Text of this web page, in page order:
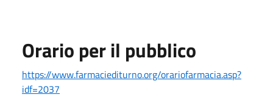
Orario per il pubblico
https://www.farmaciediturno.org/orariofarmacia.asp?
idf=2037